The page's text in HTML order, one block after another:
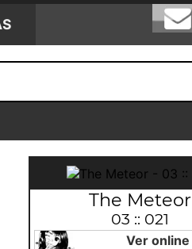
The Meteor
03 :: 021
Ver online